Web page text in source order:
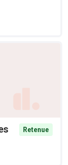
Retenue